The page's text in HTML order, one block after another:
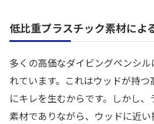
低比重プラスチック素材によ
多くの高価なダイビングペンシ
れています。これはウッドが持
にキレを生むからです。しかし
素材でありながら、ウッドに近